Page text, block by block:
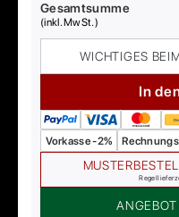
Gesamtsumme
(inkl. MwSt.)
WICHTIGES
In
Vorkasse -2%